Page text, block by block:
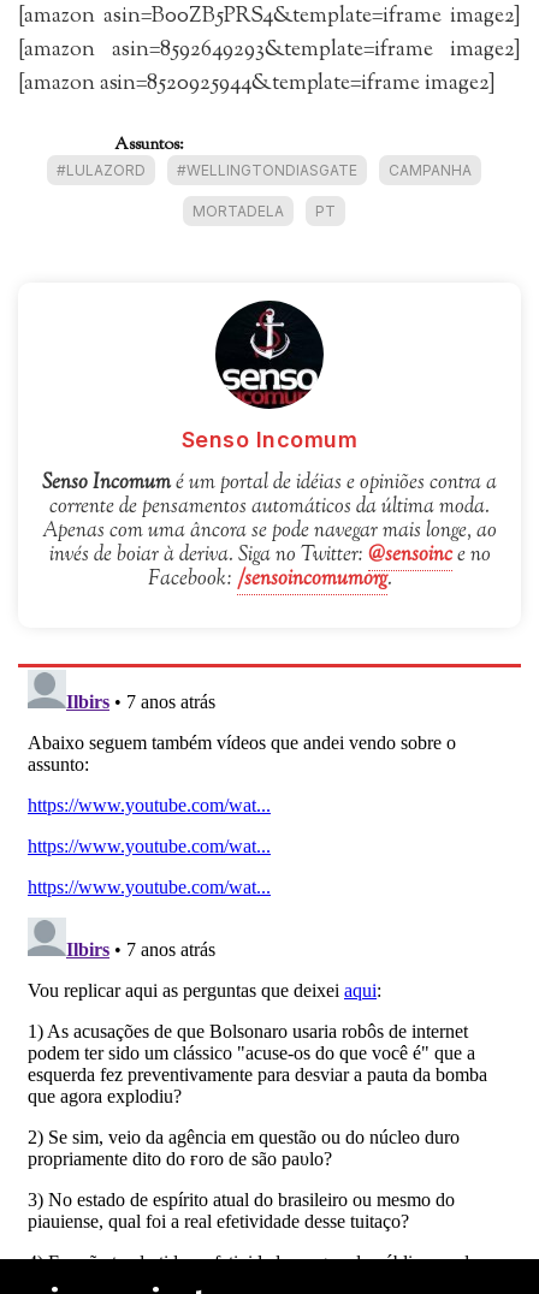
[amazon asin=B00ZB5PRS4&template=iframe image2]
[amazon asin=8592649293&template=iframe image2]
[amazon asin=8520925944&template=iframe image2]
Assuntos:
#LULAZORD #WELLINGTONDIASGATE CAMPANHA
MORTADELA PT
Senso Incomum
Senso Incomumé um portal de idéias e opiniões contra a
corrente de pensamentos automáticos da última moda.
Apenas com uma âncora se pode navegar mais longe, ao
invés de boiar à deriva. Siga no Twitter: @sensoince no
Facebook: /sensoincomumorg.